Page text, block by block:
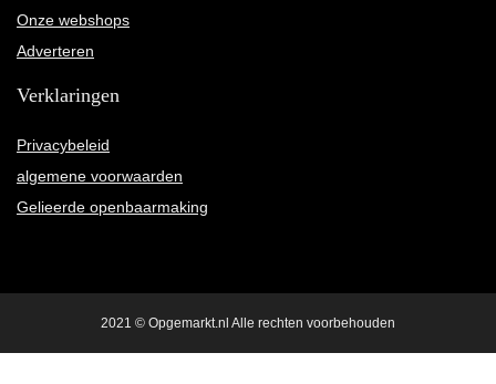
Onze webshops
Adverteren
Verklaringen
Privacybeleid
algemene voorwaarden
Gelieerde openbaarmaking
2021 © Opgemarkt.nl Alle rechten voorbehouden